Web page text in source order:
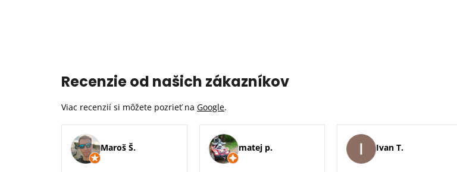
Recenzie od našich zákazníkov
Viac recenzií si môžete pozrieť na Google.
Maroš Š. matej p. Ivan T.